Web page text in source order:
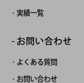
実績一覧
お問い合わせ
よくある質問
お問い合わせ